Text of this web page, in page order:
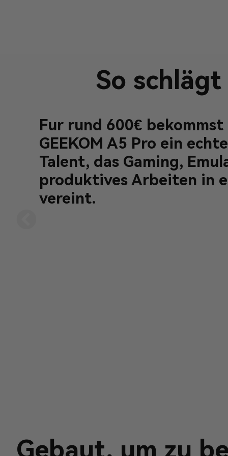
So
Fur rund 600€
GEEKOM A5 Pro ein
Talent, das Gaming,
produktives Arbeiten in
vereint.
Gebaut, um zu